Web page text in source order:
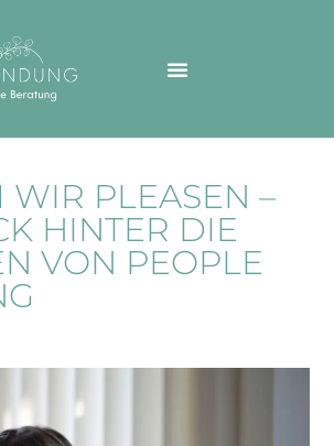
PLEASEN –
HINTER DIE
VON PEOPLE